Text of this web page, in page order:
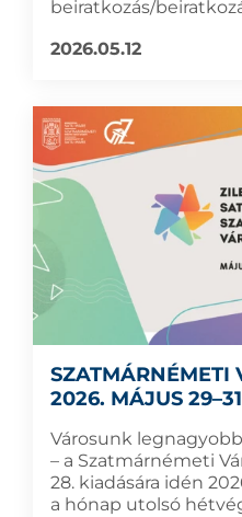
beiratkozás/
2026.05.12
SZATMÁRNÉMETI
2026. MÁJUS
Városunk
– a Szatmárnémeti
28. kiadására idén
a hónap utolsó